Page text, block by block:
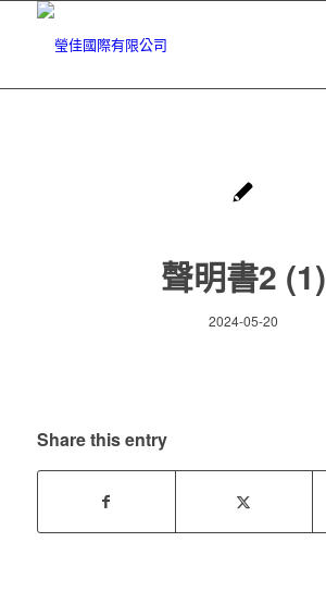
聲明書2 (1)
2024-05-20
Share this entry